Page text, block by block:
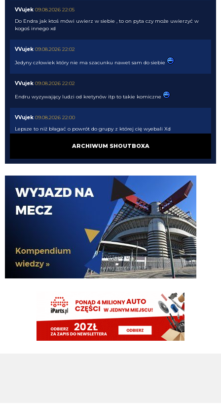
VVujek 09.08.2026 22:05
Do Endra jak ktoś mówi uwierz w siebie , to on pyta czy może uwierzyć w
kogoś innego xd
VVujek 09.08.2026 22:02
Jedyny człowiek który nie ma szacunku nawet sam do siebie
VVujek 09.08.2026 22:02
Endru wyzywający ludzi od kretynów itp to takie komiczne
VVujek 09.08.2026 22:00
Lepsze to niż błagać o powrót do grupy z której cię wyebali Xd
09.08.2026 21:51
Miłośnik i wielbiciel wielkich murzynów sidibe singo pepe a teraz Norton
Endru 09.08.2026 21:31
I dalej chcą, a ty kretynie chciałes sidibe i pepe
Spence z Tottenhamu 0 g 0 asyst a wielu go tu chciało.
Cny 09.08.2026 21:23
plan idealny. kupujemy nortona za 15M, myślimy że kopnie Ewa razy prosto
piłkę i jakieś niukasyl czy inne lids da za niego sto milionów później, w
rzeczywistości bujamy się z nim jak z islamskim albancem
09.08.2026 21:02
no i do Sebka Esposito bo on mentalnie też jest murzynem
09.08.2026 21:01
ARCHIWUM SHOUTBOXA